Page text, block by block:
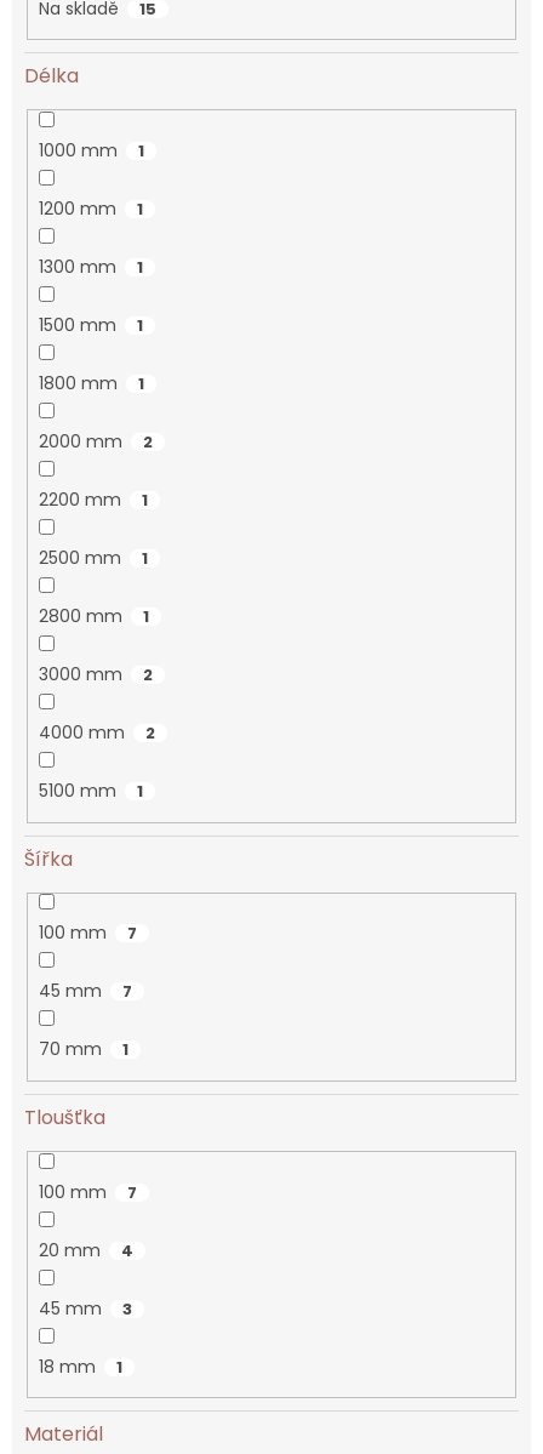
Na skladě 15
Délka
1000 mm 1
1200 mm 1
1300 mm 1
1500 mm 1
1800 mm 1
2000 mm 2
2200 mm 1
2500 mm 1
2800 mm 1
3000 mm 2
4000 mm 2
5100 mm 1
Šířka
100 mm 7
45 mm 7
70 mm 1
Tloušťka
100 mm 7
20 mm 4
45 mm 3
18 mm 1
Materiál